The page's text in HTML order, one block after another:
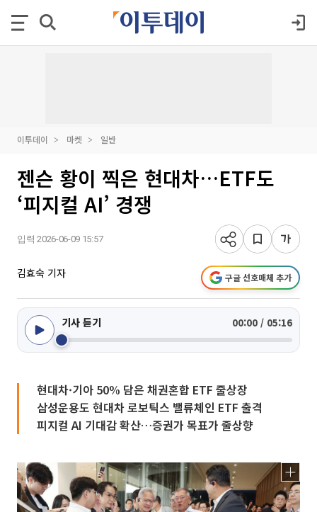
이투데이 마켓 일반
젠슨 황이 찍은 현대차…ETF도
‘피지컬 AI’ 경쟁
입력 2026-06-09 15:57
김효숙 기자 구글 선호매체 추가
기사 듣기 00:00 / 05:16
현대차·기아 50% 담은 채권혼합 ETF 줄상장
삼성운용도 현대차 로보틱스 밸류체인 ETF 출격
피지컬 AI 기대감 확산…증권가 목표가 줄상향